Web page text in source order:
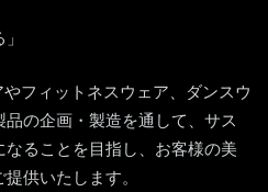
フィットネスウェア、ダンスウ
の企画・製造を通して、サス
ることを目指し、お客様の美
供いたします。